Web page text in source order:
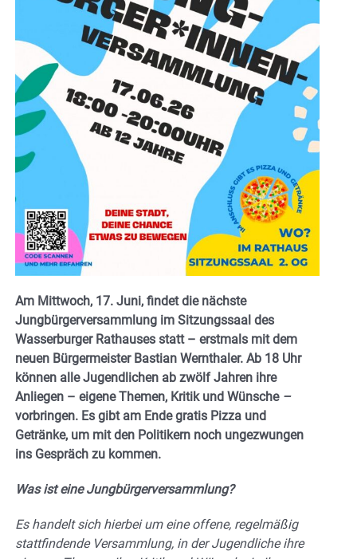
Am Mittwoch, 17. Juni, findet die nächste
Jungbürgerversammlung im Sitzungssaal des
Wasserburger Rathauses statt – erstmals mit dem
neuen Bürgermeister Bastian Wernthaler. Ab 18 Uhr
können alle Jugendlichen ab zwölf Jahren ihre
Anliegen – eigene Themen, Kritik und Wünsche –
vorbringen. Es gibt am Ende gratis Pizza und
Getränke, um mit den Politikern noch ungezwungen
ins Gespräch zu kommen.
Was ist eine Jungbürgerversammlung?
Es handelt sich hierbei um eine offene, regelmäßig
stattfindende Versammlung, in der Jugendliche ihre